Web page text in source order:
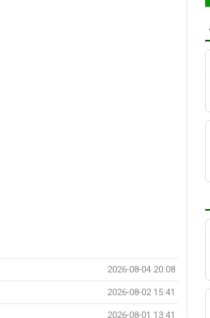
2026-08-04 20:08
2026-08-02 15:41
2026-08-01 13:41